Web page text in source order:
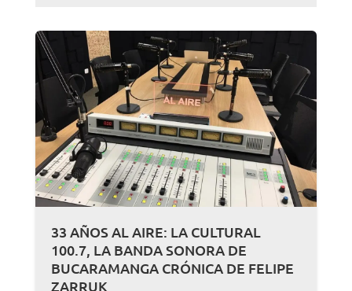
33 AÑOS AL AIRE: LA CULTURAL
100.7, LA BANDA SONORA DE
BUCARAMANGA CRÓNICA DE FELIPE
ZARRUK